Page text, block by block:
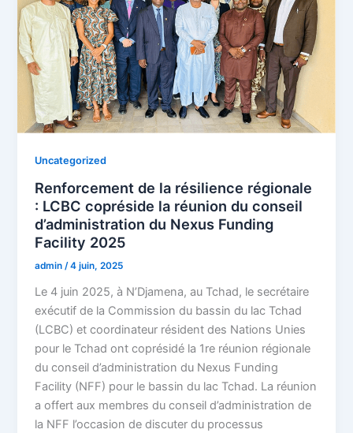
Uncategorized
Renforcement de la résilience régionale
: LCBC copréside la réunion du conseil
d’administration du Nexus Funding
Facility 2025
admin/4 juin, 2025
Le 4 juin 2025, à N’Djamena, au Tchad, le secrétaire
exécutif de la Commission du bassin du lac Tchad
(LCBC) et coordinateur résident des Nations Unies
pour le Tchad ont coprésidé la 1re réunion régionale
du conseil d’administration du Nexus Funding
Facility (NFF) pour le bassin du lac Tchad. La réunion
a offert aux membres du conseil d’administration de
la NFF l’occasion de discuter du processus